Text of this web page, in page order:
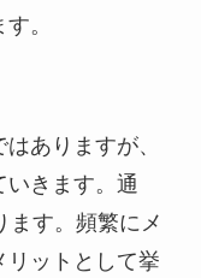
。
ありますが、
いきます。通
ます。頻繁にメ
リットとして挙